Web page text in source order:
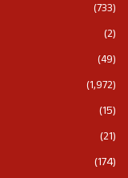
(733)
(2)
(49)
(1,972)
(15)
(21)
(174)